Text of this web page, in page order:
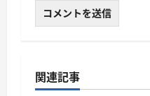
関連記事